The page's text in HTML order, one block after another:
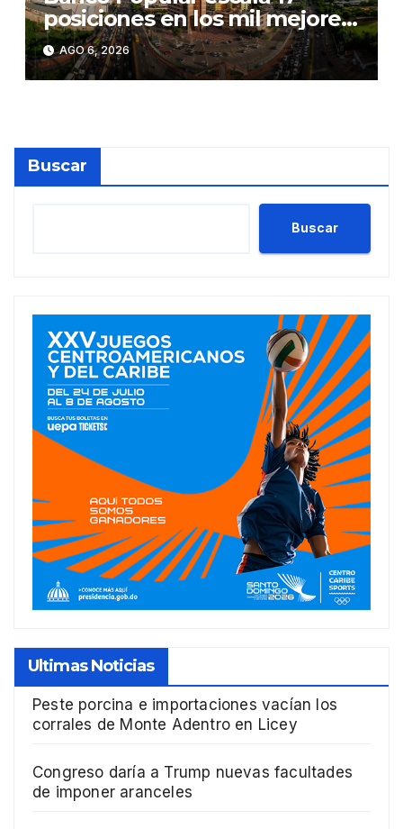
posiciones en los mil mejores
bancos del mundo
AGO 6, 2026
Buscar
Buscar
Ultimas Noticias
Peste porcina e importaciones vacían los
corrales de Monte Adentro en Licey
Congreso daría a Trump nuevas facultades
de imponer aranceles